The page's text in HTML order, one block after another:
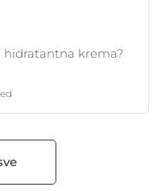
hidratantna krema?